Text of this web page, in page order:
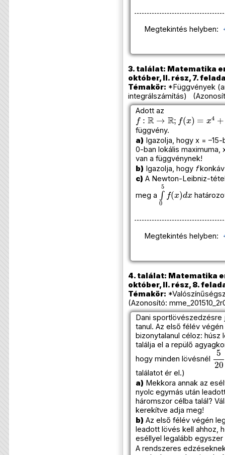
Megtekintés helyben:
3. találat: Matematika
október, II. rész, 7.
Témakör: *Függvények
integrálszámítás)
Adott az
f:R→R; f(x =x 4 3
függvény.
a) Igazolja, hogy x =
0-ban lokális maximuma,
van a függvénynek!
b) Igazolja, hogy fkonkáv
c) A Newton-Leibniz-
meg a
∫0 5f x )d
Megtekintés helyben:
4. találat: Matematika
október, II. rész, 8.
Témakör:
(Azonosító:
Dani
tanul. Az első félév
bizonytalanul céloz:
találja el a repülő
hogy minden lövésnél
5
találatot ér el.)
a) Mekkora annak az
nyolc egymás után
háromszor célba talál?
kerekítve adja meg!
b) Az első félév végén
leadott lövés kell ahhoz,
eséllyel legalább
A rendszeres